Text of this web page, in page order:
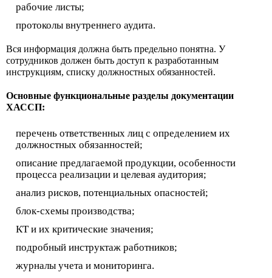
рабочие листы;
протоколы внутреннего аудита.
Вся информация должна быть предельно понятна. У
сотрудников должен быть доступ к разработанным
инструкциям, списку должностных обязанностей.
Основные функциональные разделы документации
ХАССП:
перечень ответственных лиц с определением их
должностных обязанностей;
описание предлагаемой продукции, особенности
процесса реализации и целевая аудитория;
анализ рисков, потенциальных опасностей;
блок-схемы производства;
КТ и их критические значения;
подробный инструктаж работников;
журналы учета и мониторинга.